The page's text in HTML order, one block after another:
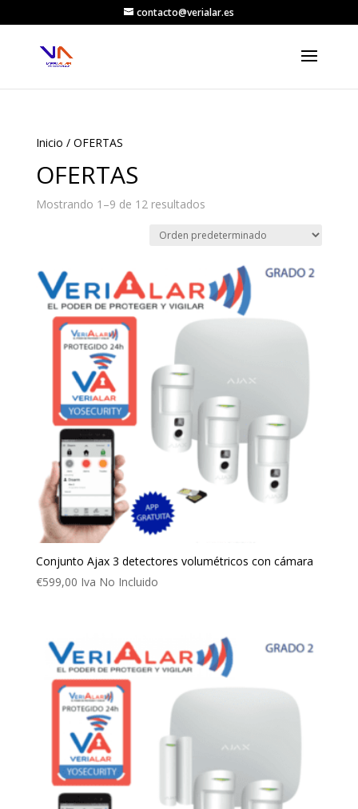
contacto@verialar.es
Inicio / OFERTAS
OFERTAS
Mostrando 1–9 de 12 resultados
Conjunto Ajax 3 detectores volumétricos con cámara
€599,00 Iva No Incluido